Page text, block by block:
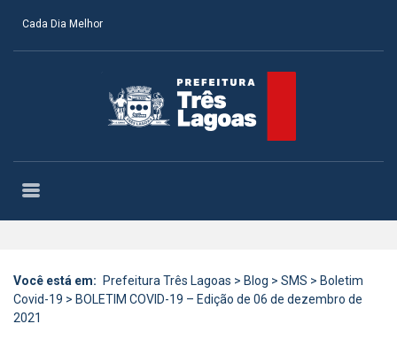
Cada Dia Melhor
Você está em: Prefeitura Três Lagoas > Blog > SMS > Boletim
Covid-19 > BOLETIM COVID-19 – Edição de 06 de dezembro de
2021